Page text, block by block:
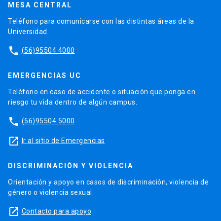
MESA CENTRAL
Teléfono para comunicarse con las distintas áreas de la
Universidad.
phone (56)95504 4000
EMERGENCIAS UC
Teléfono en caso de accidente o situación que ponga en
riesgo tu vida dentro de algún campus.
phone (56)95504 5000
launch Ir al sitio de Emergencias
DISCRIMINACIÓN Y VIOLENCIA
Orientación y apoyo en casos de discriminación, violencia de
género o violencia sexual.
launch Contacto para apoyo